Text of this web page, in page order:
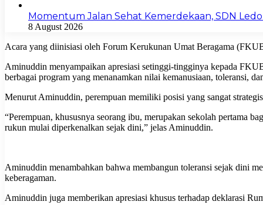
Momentum Jalan Sehat Kemerdekaan, SDN
8 August 2026
Acara yang diinisiasi oleh Forum Kerukunan Umat Beragama
Aminuddin menyampaikan apresiasi setinggi-tingginya kepada
berbagai program yang menanamkan nilai kemanusiaan, toleransi,
Menurut Aminuddin, perempuan memiliki posisi yang sangat
“Perempuan, khususnya seorang ibu, merupakan sekolah pertama
rukun mulai diperkenalkan sejak dini,” jelas Aminuddin.
Aminuddin menambahkan bahwa membangun toleransi sejak dini
keberagaman.
Aminuddin juga memberikan apresiasi khusus terhadap deklarasi